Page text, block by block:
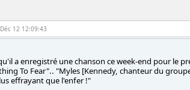
12 12:09:43
a enregistré une chanson ce week-end pour
To Fear".. "Myles [Kennedy, chanteur du
effrayant que l'enfer !"